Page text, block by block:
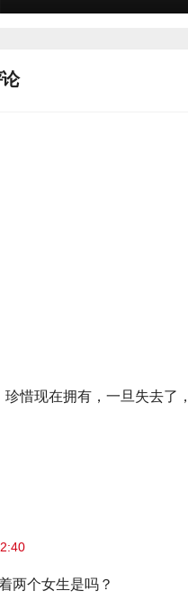
惜现在拥有，一旦失去了
两个女生是吗？